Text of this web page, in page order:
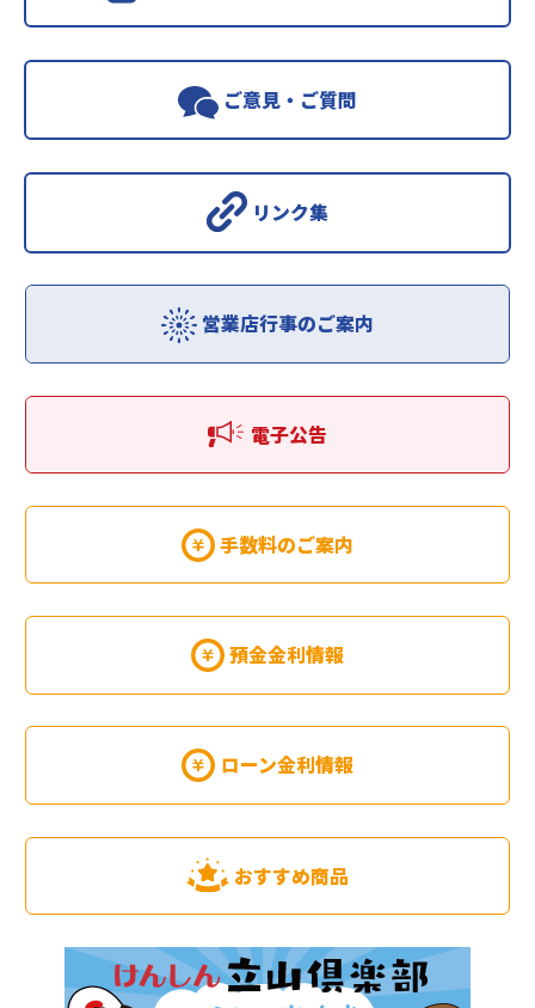
ご意見・ご質問
リンク集
営業店行事のご案内
電子公告
手数料のご案内
預金金利情報
ローン金利情報
おすすめ商品